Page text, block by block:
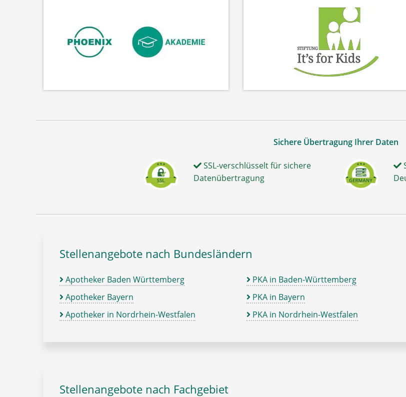
Sichere Übertragung Ihrer Daten
SSL-verschlüsselt für sichere
Datenübertragung
Stellenangebote nach Bundesländern
Apotheker Baden Württemberg
Apotheker Bayern
Apotheker in Nordrhein-Westfalen
PKA in Baden-Württemberg
PKA in Bayern
PKA in Nordrhein-Westfalen
Stellenangebote nach Fachgebiet